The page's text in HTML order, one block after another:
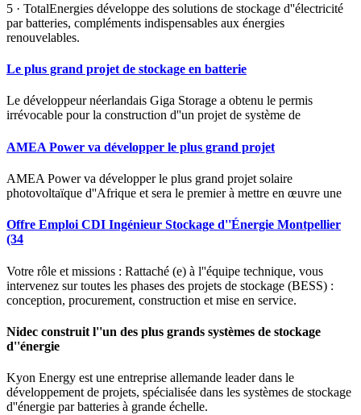
5 · TotalEnergies développe des solutions de stockage d''électricité
par batteries, compléments indispensables aux énergies
renouvelables.
Le plus grand projet de stockage en batterie
Le développeur néerlandais Giga Storage a obtenu le permis
irrévocable pour la construction d''un projet de système de
AMEA Power va développer le plus grand projet
AMEA Power va développer le plus grand projet solaire
photovoltaïque d''Afrique et sera le premier à mettre en œuvre une
Offre Emploi CDI Ingénieur Stockage d''Énergie Montpellier
(34
Votre rôle et missions : Rattaché (e) à l''équipe technique, vous
intervenez sur toutes les phases des projets de stockage (BESS) :
conception, procurement, construction et mise en service.
Nidec construit l''un des plus grands systèmes de stockage
d''énergie
Kyon Energy est une entreprise allemande leader dans le
développement de projets, spécialisée dans les systèmes de stockage
d''énergie par batteries à grande échelle.